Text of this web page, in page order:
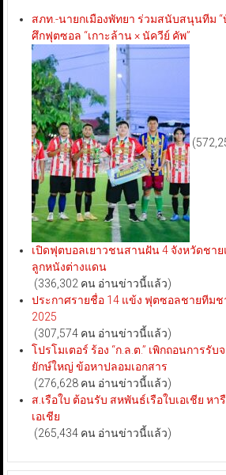
สภท.-นายกเมืองพัทยา ร่วมสนับสนุนทีม
ศึกฟุตซอล “เกาะล้าน × นัควีย์ คัพ”
เปิดฟุตบอลเยาวชนสานฝัน 4 จังหวัดชา
ลูกหนังต่างแดน
(336,302 คน อ่านข่าวนี้แล้ว)
ประกาศรายชื่อ 14 แข้ง ฟุตซอลชายทีม
2025
(307,574 คน อ่านข่าวนี้แล้ว)
โปรโมเตอร์ ร้อง “ก.ล.ต.” เพิกถอนการรั
ยักษ์ใหญ่ ข้อหาปลอมเอกสาร
(276,628 คน อ่านข่าวนี้แล้ว)
ส.เรือใบ ต้อนรับ สหพันธ์เรือใบเอเชีย ห
เอเชีย
(265,434 คน อ่านข่าวนี้แล้ว)